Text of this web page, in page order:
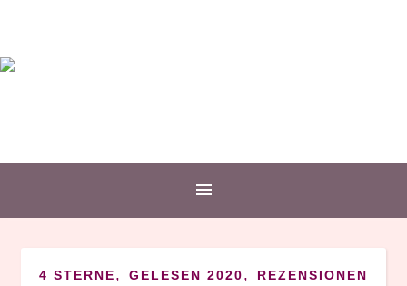
4 STERNE, GELESEN 2020, REZENSIONEN